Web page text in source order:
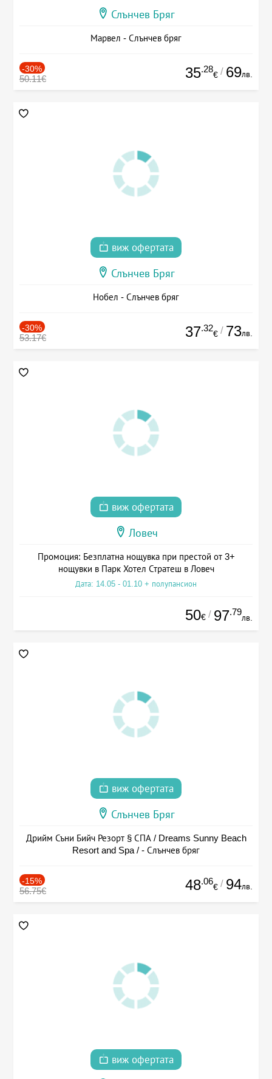
Слънчев Бряг
Марвел - Слънчев бряг
-30%
50.11€ 35.28
€ / 69лв.
виж офертата
Слънчев Бряг
Нобел - Слънчев бряг
-30%
53.17€ 37.32
€ / 73лв.
виж офертата
Ловеч
Промоция: Безплатна нощувка при престой от 3+
нощувки в Парк Хотел Стратеш в Ловеч
Дата: 14.05 - 01.10 + полупансион
50€ / 97.79
лв.
виж офертата
Слънчев Бряг
Дрийм Съни Бийч Резорт § СПА / Dreams Sunny Beach
Resort and Spa / - Слънчев бряг
-15%
56.75€ 48.06
€ / 94лв.
виж офертата